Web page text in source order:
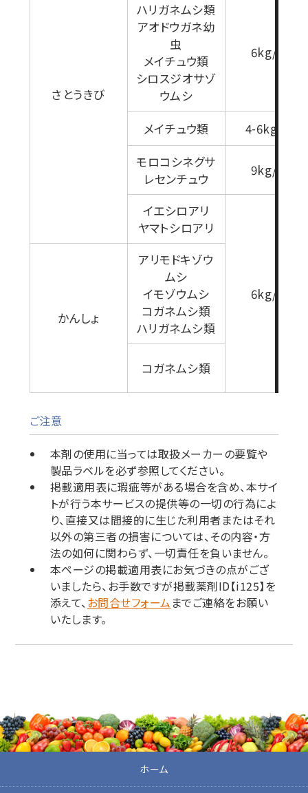
さとうきび
ハリガネムシ類
アオドウガネ幼
虫
メイチュウ類
シロスジオサゾ
ウムシ
6kg/10a
メイチュウ類
4-6kg/10a
モロコシネグサ
レセンチュウ
9kg/10a
イエシロアリ
ヤマトシロアリ
6kg/10a
かんしょ
アリモドキゾウ
ムシ
イモゾウムシ
コガネムシ類
ハリガネムシ類
コガネムシ類
ご注意
本剤の使用に当っては取扱メーカーの要覧や
製品ラベルを必ず参照してください。
掲載適用表に瑕疵等がある場合を含め、本サイ
トが行う本サービスの提供等の一切の行為によ
り、直接又は間接的に生じた利用者またはそれ
以外の第三者の損害については、その内容・方
法の如何に関わらず、一切責任を負いません。
本ページの掲載適用表にお気づきの点がござ
いましたら、お手数ですが掲載薬剤ID【i125】を
添えて、お問合せフォーム までご連絡をお願い
いたします。
ホーム